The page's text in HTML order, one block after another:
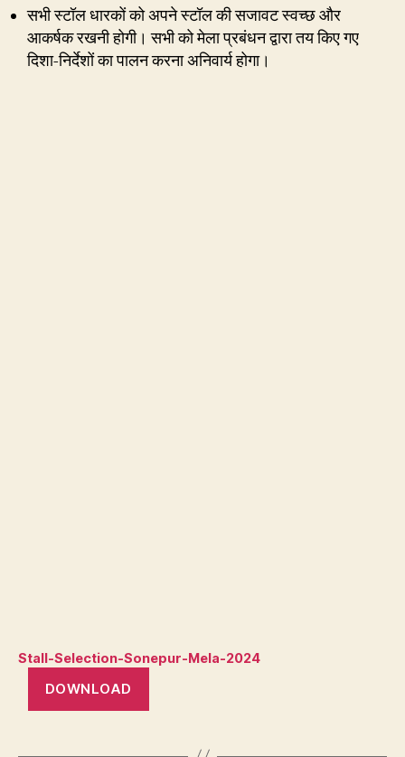
सभी स्टॉल धारकों को अपने स्टॉल की सजावट स्वच्छ और
आकर्षक रखनी होगी। सभी को मेला प्रबंधन द्वारा तय किए गए
दिशा-निर्देशों का पालन करना अनिवार्य होगा।
Stall-Selection-Sonepur-Mela-2024
DOWNLOAD